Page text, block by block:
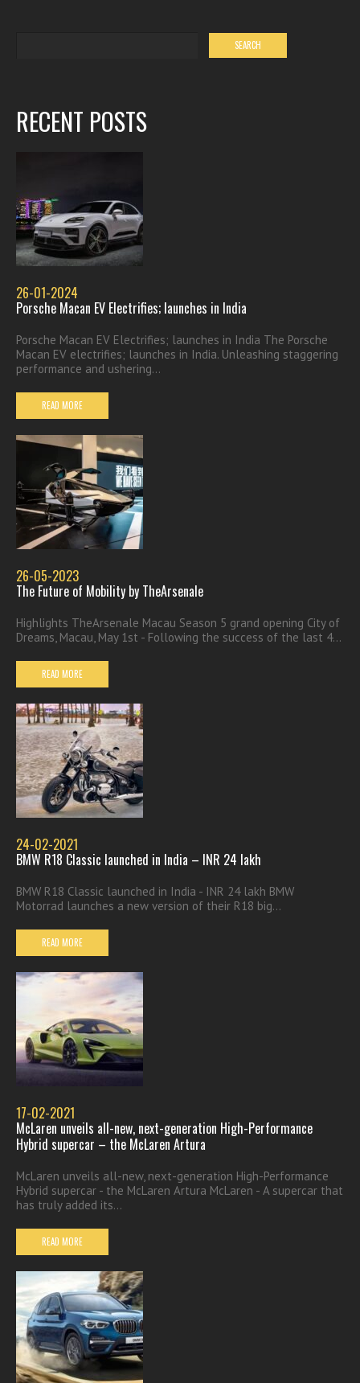
RECENT POSTS
26-01-2024
Porsche Macan EV Electrifies; launches in India
Porsche Macan EV Electrifies; launches in India The Porsche
Macan EV electrifies; launches in India. Unleashing staggering
performance and ushering...
READ MORE
26-05-2023
The Future of Mobility by TheArsenale
Highlights TheArsenale Macau Season 5 grand opening City of
Dreams, Macau, May 1st - Following the success of the last 4...
READ MORE
24-02-2021
BMW R18 Classic launched in India – INR 24 lakh
BMW R18 Classic launched in India - INR 24 lakh BMW
Motorrad launches a new version of their R18 big...
READ MORE
17-02-2021
McLaren unveils all-new, next-generation High-Performance
Hybrid supercar – the McLaren Artura
McLaren unveils all-new, next-generation High-Performance
Hybrid supercar - the McLaren Artura McLaren - A supercar that
has truly added its...
READ MORE